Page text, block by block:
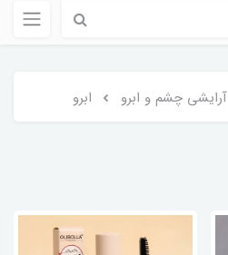
آرایشی چشم و ابرو ابرو